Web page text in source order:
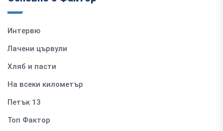
Интервю
Лачени цървули
Хляб и пасти
На всеки километър
Петък 13
Топ Фактор